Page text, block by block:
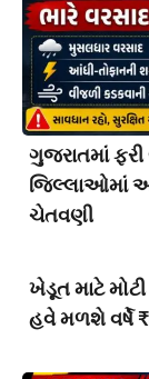
ગુજરાતમાં
જિલ્લાઓમાં
ચેતવણી
ખેડૂત માટે
હવે મળશે વર્ષે